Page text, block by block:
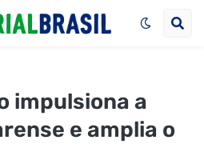
impulsiona a
e amplia o